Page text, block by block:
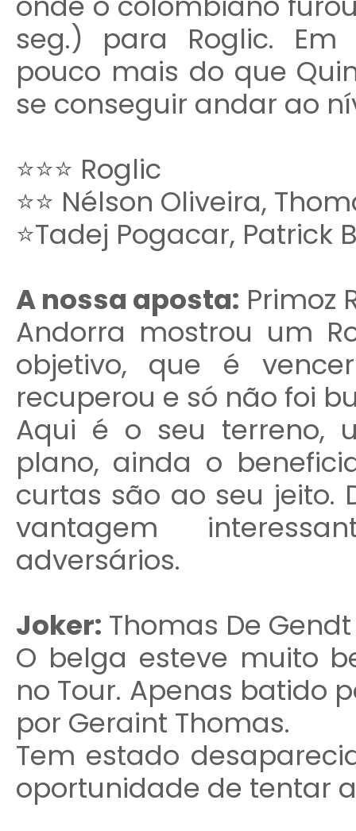
seg.) para Roglic.
pouco mais do que
se conseguir andar ao
⭐⭐⭐ Roglic
⭐⭐ Nélson Oliveira,
⭐Tadej Pogacar, Patrick
A nossa aposta: Primoz
Andorra mostrou um
objetivo, que é
recuperou e só não foi
Aqui é o seu terreno,
plano, ainda o
curtas são ao seu jeito.
vantagem
adversários.
Joker: Thomas De Gendt
O belga esteve muito
no Tour. Apenas batido
por Geraint Thomas.
Tem estado
oportunidade de tentar